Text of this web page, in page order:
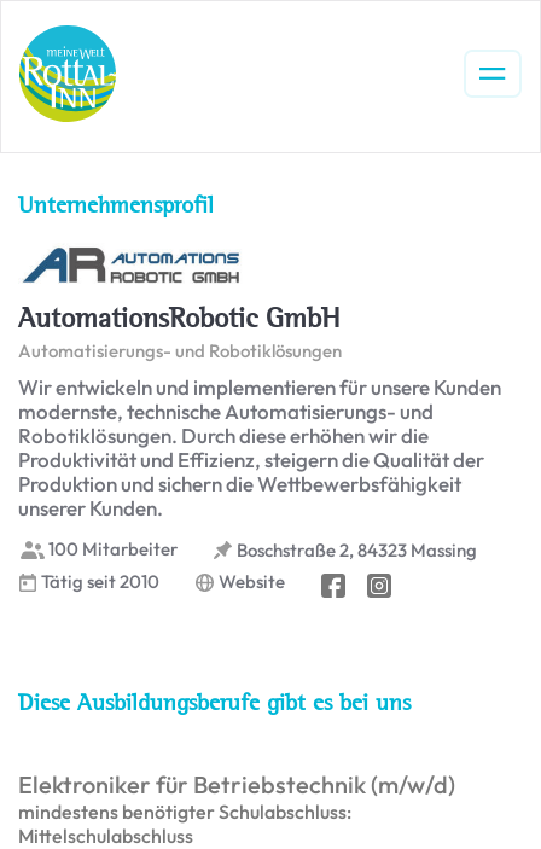
Unternehmensprofil
AutomationsRobotic GmbH
Automatisierungs- und Robotiklösungen
Wir entwickeln und implementieren für unsere Kunden
modernste, technische Automatisierungs- und
Robotiklösungen. Durch diese erhöhen wir die
Produktivität und Effizienz, steigern die Qualität der
Produktion und sichern die Wettbewerbsfähigkeit
unserer Kunden.
100 Mitarbeiter
Boschstraße 2, 84323 Massing
Tätig seit 2010
Website
Diese Ausbildungsberufe gibt es bei uns
Elektroniker für Betriebstechnik (m/w/d)
mindestens benötigter Schulabschluss:
Mittelschulabschluss